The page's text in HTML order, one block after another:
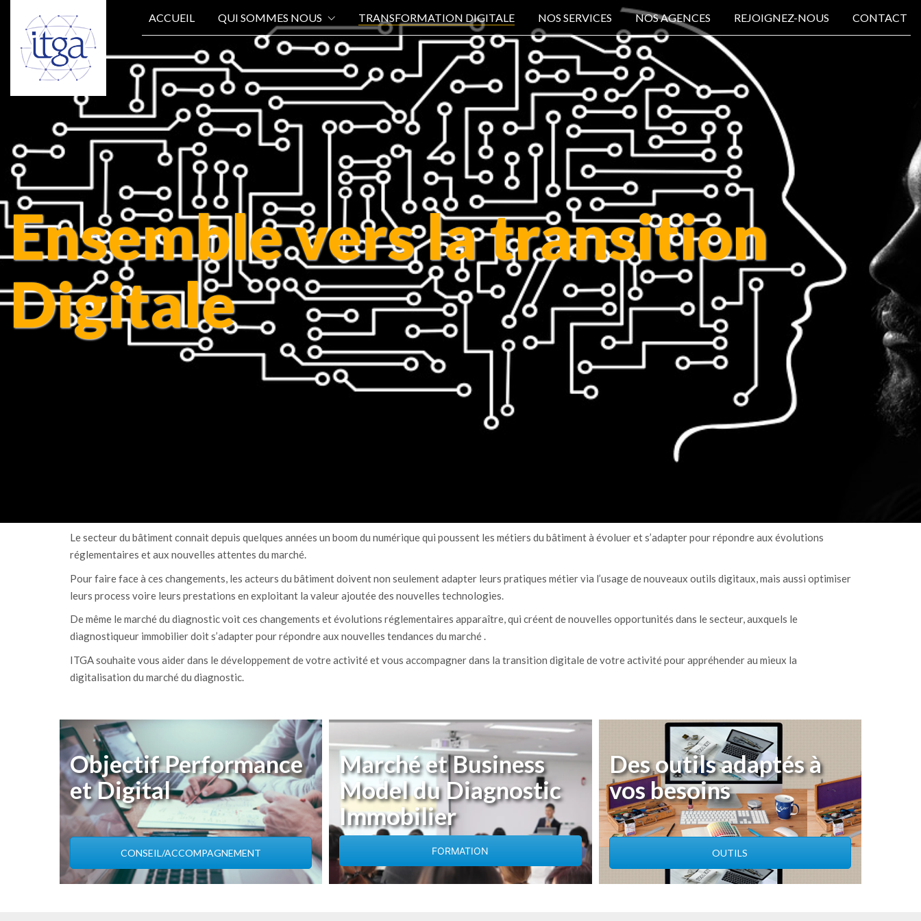
ACCUEIL QUI SOMMES NOUS TRANSFORMATION DIGITALE NOS SERVICES NOS AGENCES REJOIGNEZ-NOUS CONTACT
Ensemble vers la transition
Digitale
Le secteur du bâtiment connait depuis quelques années un boom du numérique qui poussent les métiers du bâtiment à évoluer et s’adapter pour répondre aux évolutions
réglementaires et aux nouvelles attentes du marché.
Pour faire face à ces changements, les acteurs du bâtiment doivent non seulement adapter leurs pratiques métier via l’usage de nouveaux outils digitaux, mais aussi optimiser
leurs process voire leurs prestations en exploitant la valeur ajoutée des nouvelles technologies.
De même le marché du diagnostic voit ces changements et évolutions réglementaires apparaître, qui créent de nouvelles opportunités dans le secteur, auxquels le
diagnostiqueur immobilier doit s’adapter pour répondre aux nouvelles tendances du marché .
ITGA souhaite vous aider dans le développement de votre activité et vous accompagner dans la transition digitale de votre activité pour appréhender au mieux la
digitalisation du marché du diagnostic.
Objectif Performance
et Digital
CONSEIL/ACCOMPAGNEMENT
Marché et Business
Model du Diagnostic
Immobilier
FORMATION
Des outils adaptés à
vos besoins
OUTILS